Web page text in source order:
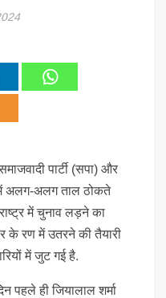
पार्टी (सपा) और
अलग-अलग ताल ठोकते
में चुनाव लड़ने का
के रण में उतरने की तैयारी
में जुट गई है.
पहले ही जियालाल शर्मा